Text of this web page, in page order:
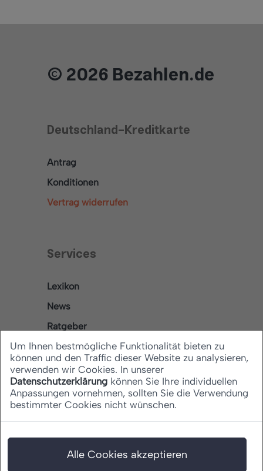
© 2026 Bezahlen.de
Deutschland-Kreditkarte
Antrag
Konditionen
Vertrag widerrufen
Services
Lexikon
News
Ratgeber
Rechtliches
Datenschutz
Impressum
Um Ihnen bestmögliche Funktionalität bieten zu
können und den Traffic dieser Website zu analysieren,
verwenden wir Cookies. In unserer
Datenschutzerklärung können Sie Ihre individuellen
Anpassungen vornehmen, sollten Sie die Verwendung
bestimmter Cookies nicht wünschen.
Alle Cookies akzeptieren